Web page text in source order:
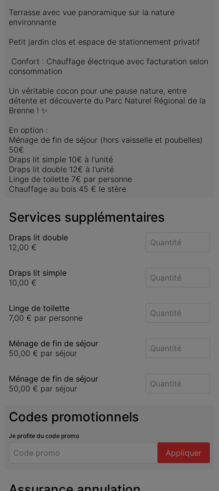
Terrasse avec vue panoramique sur la nature
environnante
Petit jardin clos et espace de stationnement privatif
consommation
Un véritable cocon pour une pause nature, entre
détente et découverte du Parc Naturel Régional de la
Brenne ! ✨
En option :
Ménage de fin de séjour (hors vaisselle et poubelles)
50€
Draps lit simple 10€ à l'unité
Draps lit double 12€ à l'unité
Linge de toilette 7€ par personne
Chauffage au bois 45 € le stère
Services supplémentaires
Draps lit double
12,00 €
Draps lit simple
10,00 €
Linge de toilette
7,00 € par personne
Ménage de fin de séjour
50,00 € par séjour
Ménage de fin de séjour
50,00 € par séjour
Codes promotionnels
Je profite du code promo
Appliquer